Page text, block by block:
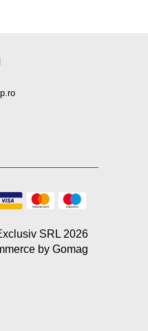
SRL 2026
by Gomag